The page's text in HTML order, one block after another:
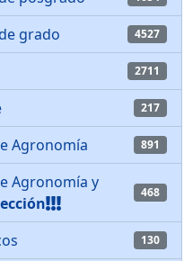
grado 4527
2711
217
Agronomía 891
Agronomía y
468
130